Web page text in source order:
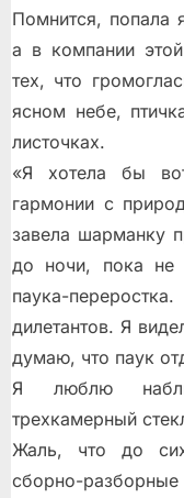
Помнится, попала
а в компании
тех, что
ясном небе,
листочках.
«Я хотела бы
гармонии с
завела шарманку
до ночи, пока не
паука-
дилетантов. Я
думаю, что паук
Я люблю
трехкамерный
Жаль, что до
сборно-